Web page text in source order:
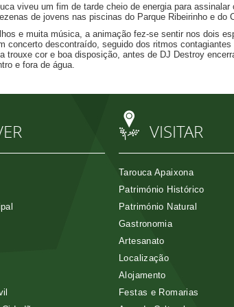
viveu um fim de tarde cheio de energia para
de jovens nas piscinas do Parque Ribeirinho e do
e muita música, a animação fez-se sentir nos dois
concerto descontraído, seguido dos ritmos
trouxe cor e boa disposição, antes de DJ Destroy
e fora de água.
VISITAR
Tarouca Apaixona
Património Histórico
Património Natural
Gastronomia
Artesanato
Localização
Alojamento
Festas e Romarias